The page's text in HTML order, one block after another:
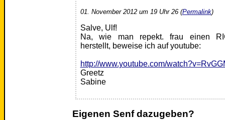
01. November 2012 um 19 Uhr 26 (Permalink)
Salve, Ulf!
Na, wie man repekt. frau einen
herstellt, beweise ich auf youtube:
http://www.youtube.com/
Greetz
Sabine
Eigenen Senf dazugeben?